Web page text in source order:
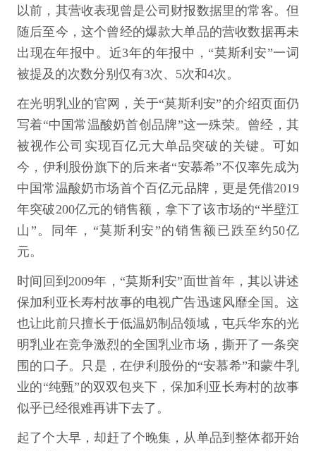
以前，其营收表现曾是公司财报数据里的常客。但
随后至今，这个曾经的爆款大单品的营收数据再未
出现在年报中。近3年的年报中，“莫斯利安”一词
被提及的次数分别仅有3次、5次和4次。
在光明乳业的官网，关于“莫斯利安”的介绍页面仍
写着“中国常温酸奶首创品牌”这一殊荣。曾经，其
被视作公司实现百亿元大单品突破的关键。可如
今，伊利股份旗下的后来者“安慕希”不仅率先成为
中国常温酸奶市场首个百亿元品牌，更是凭借2019
年突破200亿元的销售额，拿下了该市场的“半壁江
山”。同年，“莫斯利安”的销售额已跌至约50亿
元。
时间回到2009年，“莫斯利安”面世首年，其以讲述
保加利亚长寿村故事的电视广告迅速风靡全国。这
也让此前只擅长于低温奶制品领域，屯兵华东的光
明乳业在竞争激烈的全国乳业市场，撕开了一条突
围的口子。只是，在伊利股份的“安慕希”和蒙牛乳
业的“纯甄”的双双包夹下，保加利亚长寿村的故事
似乎已经很难再讲下去了。
起了个大早，却赶了个晚集，从单品到整体都开始